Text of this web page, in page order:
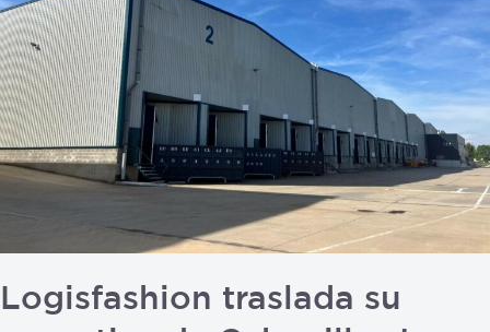
Logisfashion traslada su
de
Cabanillas
I
a
un
nuevo
para
modernizar
su